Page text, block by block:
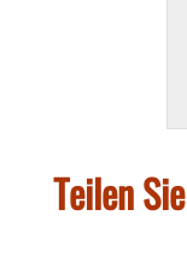
Teilen